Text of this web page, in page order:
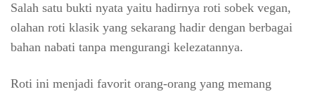
Salah satu bukti nyata yaitu hadirnya roti sobek vegan,
olahan roti klasik yang sekarang hadir dengan berbagai
bahan nabati tanpa mengurangi kelezatannya.
Roti ini menjadi favorit orang-orang yang memang